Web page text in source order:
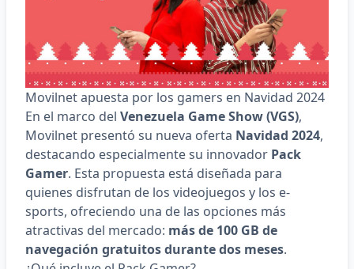
Movilnet apuesta por los gamers en Navidad 2024
En el marco del Venezuela Game Show (VGS),
Movilnet presentó su nueva oferta Navidad 2024,
destacando especialmente su innovador Pack
Gamer. Esta propuesta está diseñada para
quienes disfrutan de los videojuegos y los e-
sports, ofreciendo una de las opciones más
atractivas del mercado: más de 100 GB de
navegación gratuitos durante dos meses.